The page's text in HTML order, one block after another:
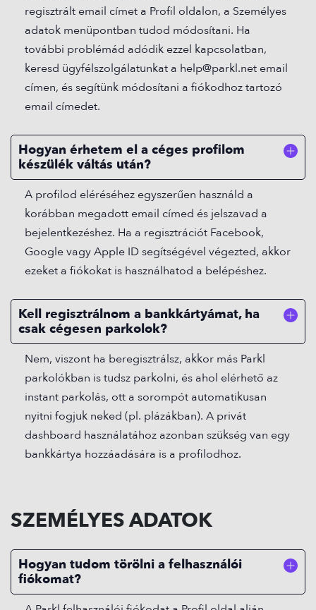
regisztrált email címet a Profil oldalon, a Személyes
adatok menüpontban tudod módosítani. Ha
további problémád adódik ezzel kapcsolatban,
keresd ügyfélszolgálatunkat a help@parkl.net email
címen, és segítünk módosítani a fiókodhoz tartozó
email címedet.
Hogyan érhetem el a céges profilom
készülék váltás után?
A profilod eléréséhez egyszerűen használd a
korábban megadott email címed és jelszavad a
bejelentkezéshez. Ha a regisztrációt Facebook,
Google vagy Apple ID segítségével végezted, akkor
ezeket a fiókokat is használhatod a belépéshez.
Kell regisztrálnom a bankkártyámat, ha
csak cégesen parkolok?
Nem, viszont ha beregisztrálsz, akkor más Parkl
parkolókban is tudsz parkolni, és ahol elérhető az
instant parkolás, ott a sorompót automatikusan
nyitni fogjuk neked (pl. plázákban). A privát
dashboard használatához azonban szükség van egy
bankkártya hozzáadására is a profilodhoz.
SZEMÉLYES ADATOK
Hogyan tudom törölni a felhasználói
fiókomat?